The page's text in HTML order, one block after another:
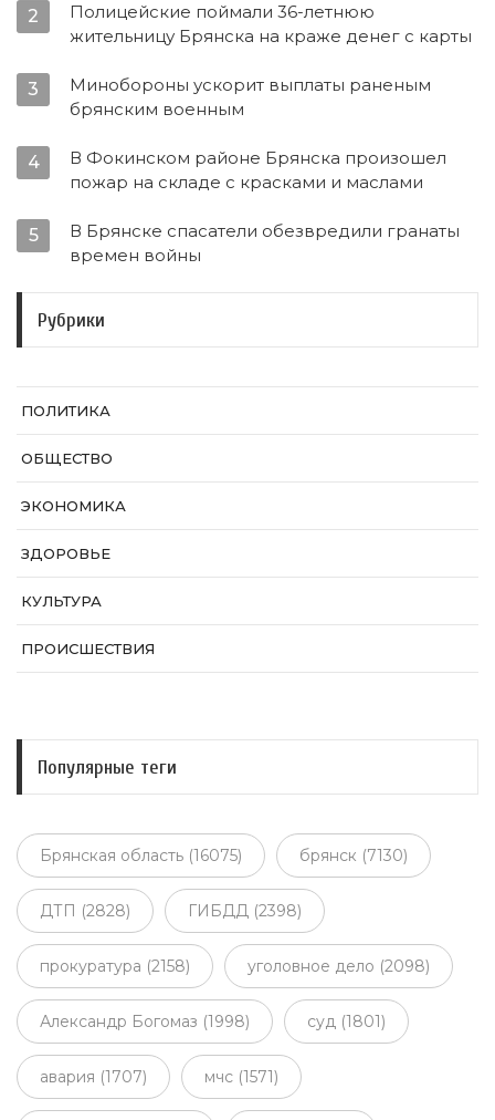
2
Полицейские поймали 36-летнюю
жительницу Брянска на краже денег с карты
3
Минобороны ускорит выплаты раненым
брянским военным
4
В Фокинском районе Брянска произошел
пожар на складе с красками и маслами
5
В Брянске спасатели обезвредили гранаты
времен войны
Рубрики
ПОЛИТИКА
ОБЩЕСТВО
ЭКОНОМИКА
ЗДОРОВЬЕ
КУЛЬТУРА
ПРОИСШЕСТВИЯ
Популярные теги
Брянская область (16075) брянск (7130)
ДТП (2828) ГИБДД (2398)
прокуратура (2158) уголовное дело (2098)
Александр Богомаз (1998) суд (1801)
авария (1707) мчс (1571)